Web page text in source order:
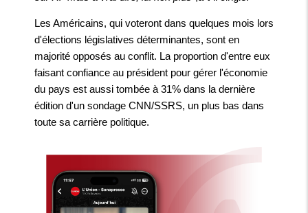
Les Américains, qui voteront dans quelques mois lors
d'élections législatives déterminantes, sont en
majorité opposés au conflit. La proportion d'entre eux
faisant confiance au président pour gérer l'économie
du pays est aussi tombée à 31% dans la dernière
édition d'un sondage CNN/SSRS, un plus bas dans
toute sa carrière politique.